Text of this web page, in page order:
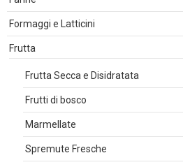
Formaggi e Latticini
Frutta
Frutta Secca e Disidratata
Frutti di bosco
Marmellate
Spremute Fresche